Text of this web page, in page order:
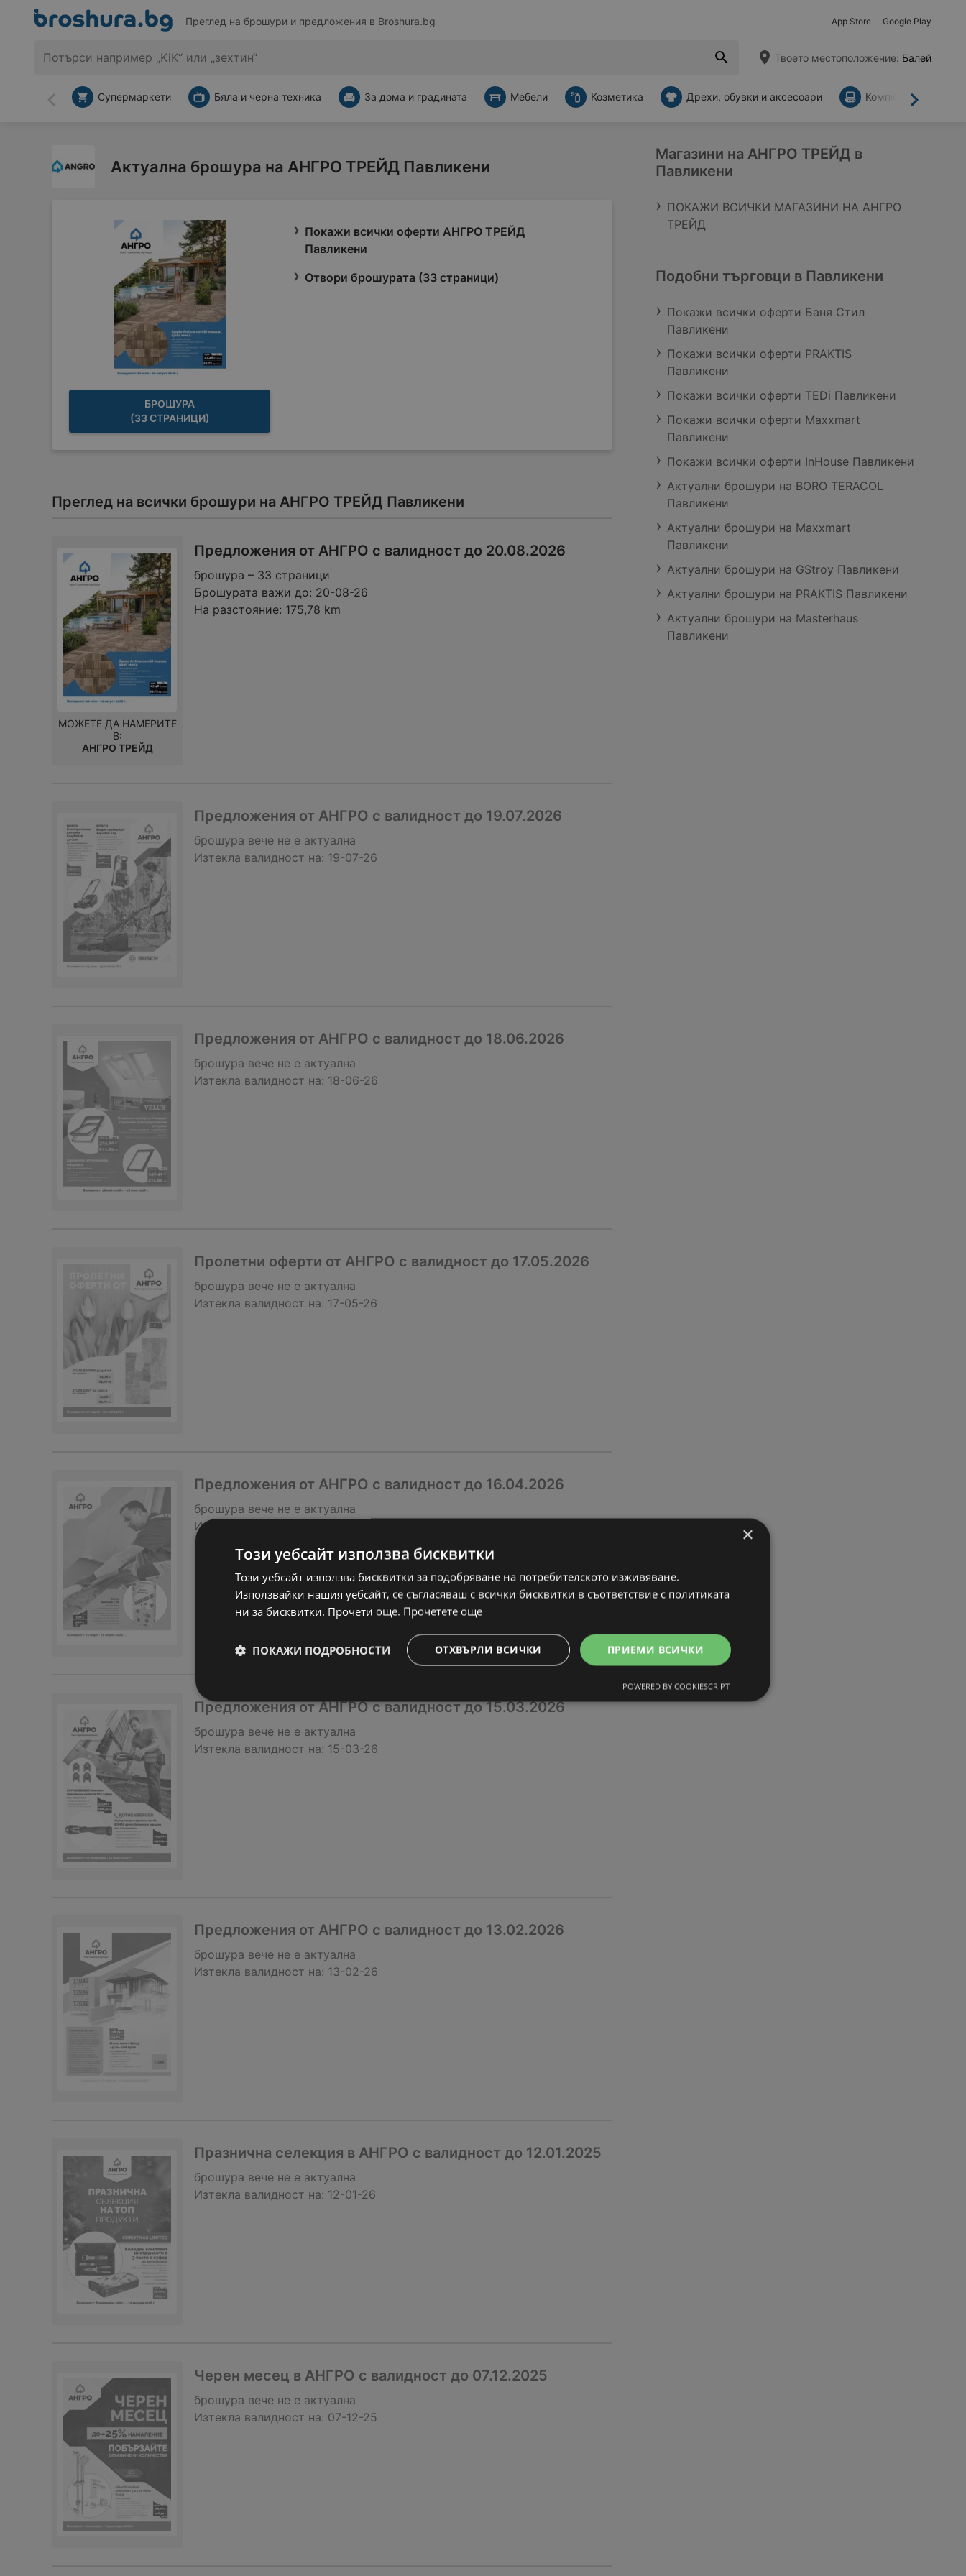
Преглед на брошури и предложения в Broshura.bg App Store Google Play
Твоето местоположение: Балей
Назад Напред
Супермаркети Бяла и черна техника За дома и градината Мебели Козметика Дрехи, обувки и аксесоари Компютри и
Актуална брошура на АНГРО ТРЕЙД Павликени
БРОШУРА
(33 СТРАНИЦИ)
Покажи всички оферти АНГРО ТРЕЙД
Павликени
Отвори брошурата (33 страници)
Преглед на всички брошури на АНГРО ТРЕЙД Павликени
Предложения от АНГРО с валидност до 20.08.2026
брошура – 33 страници
Брошурата важи до: 20-08-26
На разстояние: 175,78 km
МОЖЕТЕ ДА НАМЕРИТЕ
В:
АНГРО ТРЕЙД
Предложения от АНГРО с валидност до 19.07.2026
брошура вече не е актуална
Изтекла валидност на: 19-07-26
Предложения от АНГРО с валидност до 18.06.2026
брошура вече не е актуална
Изтекла валидност на: 18-06-26
Пролетни оферти от АНГРО с валидност до 17.05.2026
брошура вече не е актуална
Изтекла валидност на: 17-05-26
Предложения от АНГРО с валидност до 16.04.2026
брошура вече не е актуална
Изтекла валидност на:
Предложения от АНГРО с валидност до 15.03.2026
брошура вече не е актуална
Изтекла валидност на: 15-03-26
Предложения от АНГРО с валидност до 13.02.2026
брошура вече не е актуална
Изтекла валидност на: 13-02-26
Празнична селекция в АНГРО с валидност до 12.01.2025
брошура вече не е актуална
Изтекла валидност на: 12-01-26
Черен месец в АНГРО с валидност до 07.12.2025
брошура вече не е актуална
Изтекла валидност на: 07-12-25
Магазини на АНГРО ТРЕЙД в
Павликени
ПОКАЖИ ВСИЧКИ МАГАЗИНИ НА АНГРО
ТРЕЙД
Подобни търговци в Павликени
Покажи всички оферти Баня Стил
Павликени
Покажи всички оферти PRAKTIS
Павликени
Покажи всички оферти TEDi Павликени
Покажи всички оферти Maxxmart
Павликени
Покажи всички оферти InHouse Павликени
Актуални брошури на BORO TERACOL
Павликени
Актуални брошури на Maxxmart
Павликени
Актуални брошури на GStroy Павликени
Актуални брошури на PRAKTIS Павликени
Актуални брошури на Masterhaus
Павликени
×
Този уебсайт използва бисквитки
Този уебсайт използва бисквитки за подобряване на потребителското изживяване.
Използвайки нашия уебсайт, се съгласяваш с всички бисквитки в съответствие с политиката
ни за бисквитки. Прочети още. Прочетете още
ПРИЕМИ ВСИЧКИ
ОТХВЪРЛИ ВСИЧКИ
ПОКАЖИ ПОДРОБНОСТИ
POWERED BY COOKIESCRIPT